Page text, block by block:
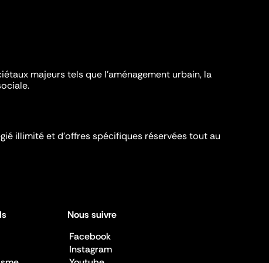
majeurs tels que l'aménagement urbain, la
illimité et d’offres spécifiques réservées tout au
Nous suivre
Facebook
Instagram